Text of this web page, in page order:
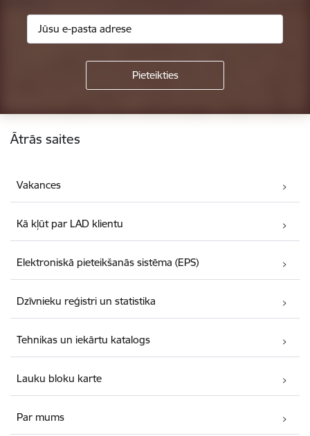
Kājene
Ātrās saites
Vakances
Kā kļūt par LAD klientu
Elektroniskā pieteikšanās sistēma (EPS)
Dzīvnieku reģistri un statistika
Tehnikas un iekārtu katalogs
Lauku bloku karte
Par mums